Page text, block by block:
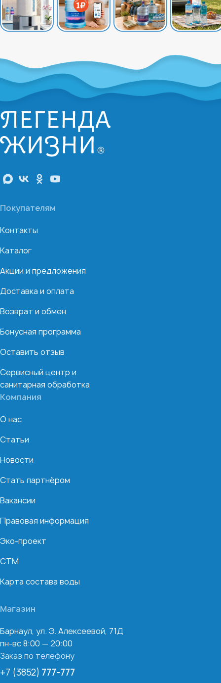
Покупателям
Контакты
Каталог
Акции и предложения
Доставка и оплата
Возврат и обмен
Бонусная программа
Оставить отзыв
Сервисный центр и
санитарная обработка
Компания
О нас
Статьи
Новости
Стать партнёром
Вакансии
Правовая информация
Эко-проект
СТМ
Карта состава воды
Магазин
Барнаул, ул. Э. Алексеевой, 71Д
пн-вс 8:00 — 20:00
Заказ по телефону
+7 (3852) 777-777